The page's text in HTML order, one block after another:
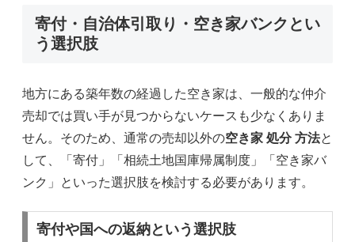
寄付・自治体引取り・空き家バンクとい
う選択肢
地方にある築年数の経過した空き家は、一般的な仲介
売却では買い手が見つからないケースも少なくありま
せん。そのため、通常の売却以外の空き家 処分 方法と
して、「寄付」「相続土地国庫帰属制度」「空き家バ
ンク」といった選択肢を検討する必要があります。
寄付や国への返納という選択肢